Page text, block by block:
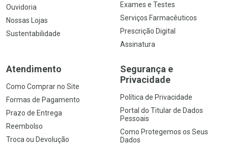
Ouvidoria
Nossas Lojas
Sustentabilidade
Exames e Testes
Serviços Farmacêuticos
Prescrição Digital
Assinatura
Atendimento
Como Comprar no Site
Formas de Pagamento
Prazo de Entrega
Reembolso
Troca ou Devolução
Segurança e
Privacidade
Política de Privacidade
Portal do Titular de Dados
Pessoais
Como Protegemos os Seus
Dados